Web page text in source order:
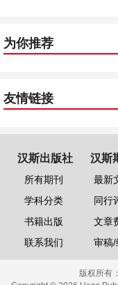
为你推荐
友情链接
汉斯出版社
所有期刊
学科分类
书籍出版
联系我们
汉斯
最新
同行
文章
审稿/
版权所有：